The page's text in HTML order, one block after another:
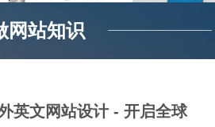
网站知识
英文网站设计 - 开启全球